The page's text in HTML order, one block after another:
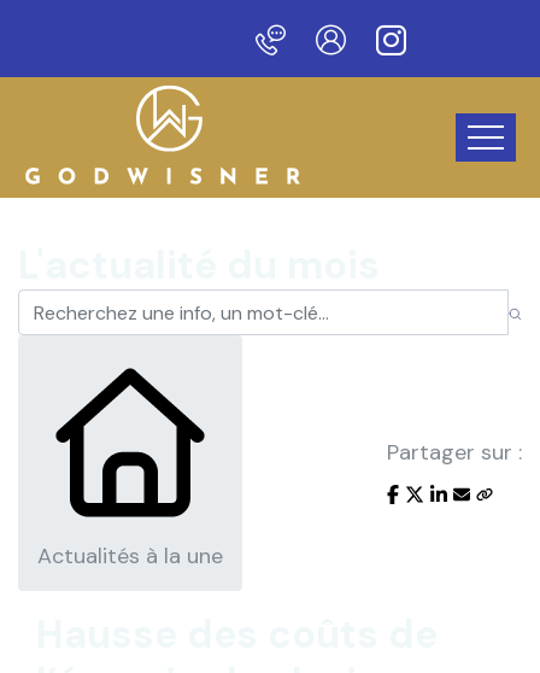
Bienvenue sur notre nouveau site !
Actualités à la une
Partager sur :